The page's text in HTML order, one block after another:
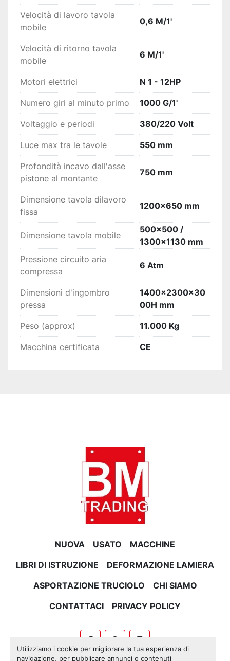
Utilizziamo i cookie per migliorare la tua esperienza di
navigazione, per pubblicare annunci o contenuti
Velocità di lavoro tavola
mobile
0,6 M/1'
Velocità di ritorno tavola
mobile
6 M/1'
Motori elettrici N 1 - 12HP
Numero giri al minuto primo 1000 G/1'
Voltaggio e periodi 380/220 Volt
Luce max tra le tavole 550 mm
Profondità incavo dall'asse
pistone al montante
750 mm
Dimensione tavola dilavoro
fissa
1200x650 mm
Dimensione tavola mobile
500x500 /
1300x1130 mm
Pressione circuito aria
compressa
6 Atm
Dimensioni d'ingombro
pressa
1400x2300x30
00H mm
Peso (approx) 11.000 Kg
Macchina certificata CE
NUOVA USATO
MACCHINE
LIBRI DI ISTRUZIONE
DEFORMAZIONE LAMIERA
ASPORTAZIONE TRUCIOLO
CHI SIAMO
CONTATTACI
PRIVACY POLICY
facebookwhatsappinstagram